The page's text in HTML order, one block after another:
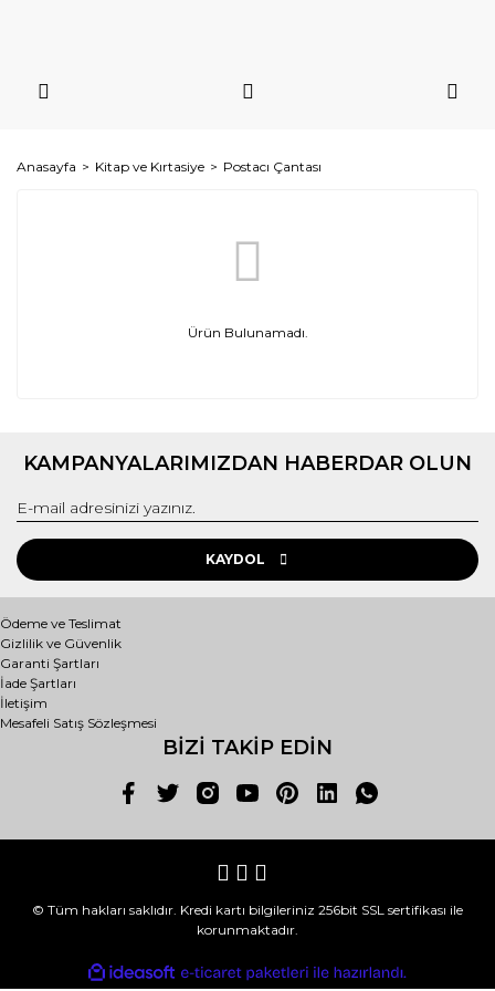
Anasayfa Kitap ve Kırtasiye Postacı Çantası
Ürün Bulunamadı.
KAMPANYALARIMIZDAN HABERDAR OLUN
KAYDOL
Ödeme ve Teslimat
Gizlilik ve Güvenlik
Garanti Şartları
İade Şartları
İletişim
Mesafeli Satış Sözleşmesi
BİZİ TAKİP EDİN
© Tüm hakları saklıdır. Kredi kartı bilgileriniz 256bit SSL sertifikası ile
korunmaktadır.
ideasoft
e-